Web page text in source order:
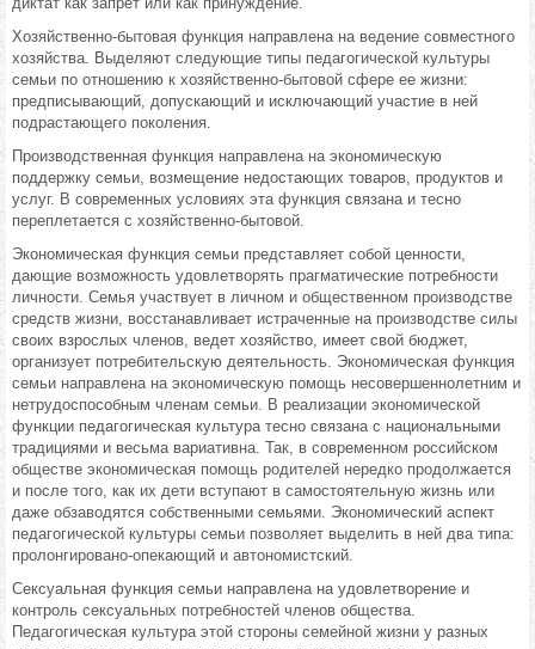
Хозяйственно-бытовая функция направлена на ведение совместного
хозяйства. Выделяют следующие типы педагогической культуры
семьи по отношению к хозяйственно-бытовой сфере ее жизни:
предписывающий, допускающий и исключающий участие в ней
подрастающего поколения.
Производственная функция направлена на экономическую
поддержку семьи, возмещение недостающих товаров, продуктов и
услуг. В современных условиях эта функция связана и тесно
переплетается с хозяйственно-бытовой.
Экономическая функция семьи представляет собой ценности,
дающие возможность удовлетворять прагматические потребности
личности. Семья участвует в личном и общественном производстве
средств жизни, восстанавливает истраченные на производстве силы
своих взрослых членов, ведет хозяйство, имеет свой бюджет,
организует потребительскую деятельность. Экономическая функция
семьи направлена на экономическую помощь несовершеннолетним и
нетрудоспособным членам семьи. В реализации экономической
функции педагогическая культура тесно связана с национальными
традициями и весьма вариативна. Так, в современном российском
обществе экономическая помощь родителей нередко продолжается
и после того, как их дети вступают в самостоятельную жизнь или
даже обзаводятся собственными семьями. Экономический аспект
педагогической культуры семьи позволяет выделить в ней два типа:
пролонгировано-опекающий и автономистский.
Сексуальная функция семьи направлена на удовлетворение и
контроль сексуальных потребностей членов общества.
Педагогическая культура этой стороны семейной жизни у разных